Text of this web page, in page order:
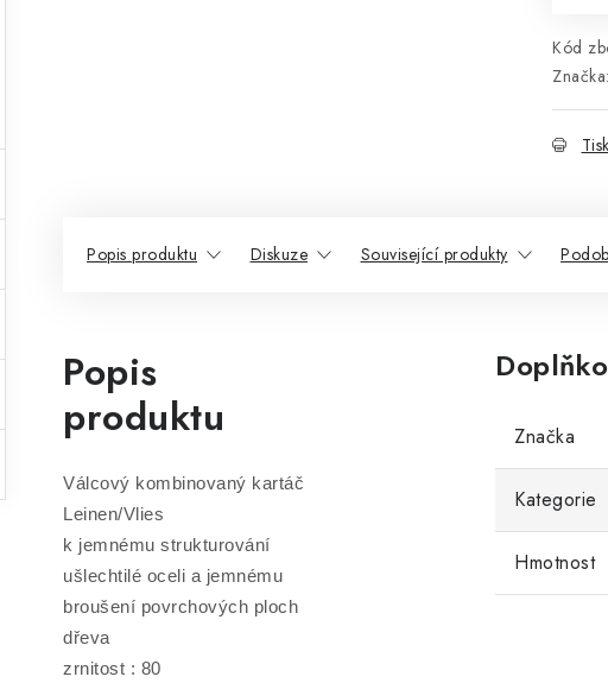
Kód
Značka:
Tisk
Popis produktu Diskuze Související produkty
Popis
produktu
Válcový kombinovaný kartáč
Leinen/Vlies
k jemnému strukturování
ušlechtilé oceli a jemnému
broušení povrchových ploch
dřeva
zrnitost : 80
Značka
Kategorie
Hmotnost